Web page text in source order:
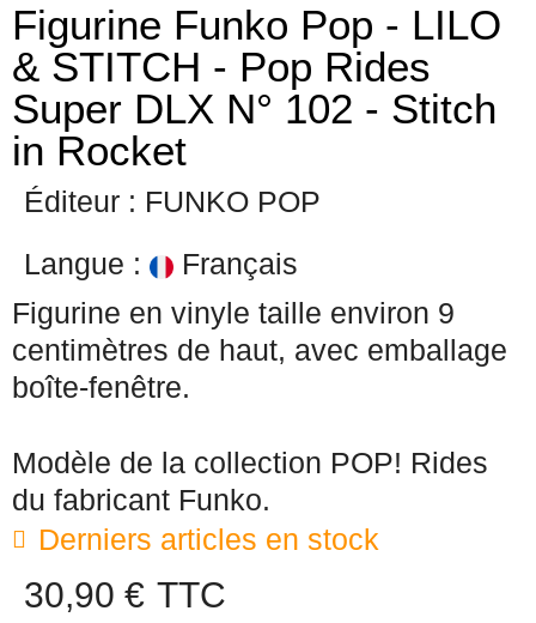
Figurine Funko Pop - LILO
& STITCH - Pop Rides
Super DLX N° 102 - Stitch
in Rocket
Éditeur : FUNKO POP
Langue :
Français
Figurine en vinyle taille environ 9
centimètres de haut, avec emballage
boîte-fenêtre.
Modèle de la collection POP! Rides
du fabricant Funko.
Derniers articles en stock
30,90 € TTC